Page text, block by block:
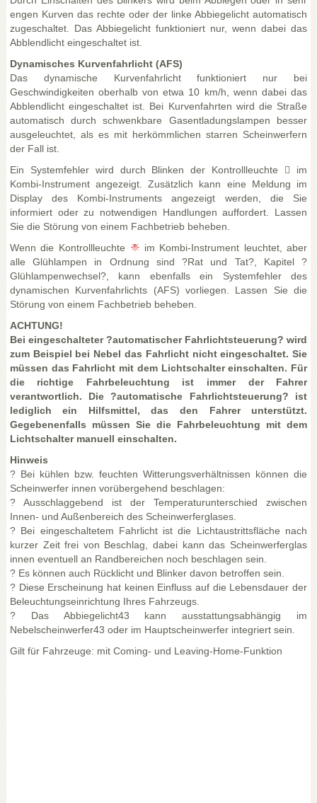
engen Kurven das rechte oder der linke Abbiegelicht automatisch
zugeschaltet. Das Abbiegelicht funktioniert nur, wenn dabei das
Abblendlicht eingeschaltet ist.
Dynamisches Kurvenfahrlicht (AFS)
Das dynamische Kurvenfahrlicht funktioniert nur bei
Geschwindigkeiten oberhalb von etwa 10 km/h, wenn dabei das
Abblendlicht eingeschaltet ist. Bei Kurvenfahrten wird die Straße
automatisch durch schwenkbare Gasentladungslampen besser
ausgeleuchtet, als es mit herkömmlichen starren Scheinwerfern
der Fall ist.
Ein Systemfehler wird durch Blinken der Kontrollleuchte 􀀝 im
Kombi-Instrument angezeigt. Zusätzlich kann eine Meldung im
Display des Kombi-Instruments angezeigt werden, die Sie
informiert oder zu notwendigen Handlungen auffordert. Lassen
Sie die Störung von einem Fachbetrieb beheben.
Wenn die Kontrollleuchte
im Kombi-Instrument leuchtet, aber
alle Glühlampen in Ordnung sind ?Rat und Tat?, Kapitel ?
Glühlampenwechsel?, kann ebenfalls ein Systemfehler des
dynamischen Kurvenfahrlichts (AFS) vorliegen. Lassen Sie die
Störung von einem Fachbetrieb beheben.
ACHTUNG!
Bei eingeschalteter ?automatischer Fahrlichtsteuerung? wird
zum Beispiel bei Nebel das Fahrlicht nicht eingeschaltet. Sie
müssen das Fahrlicht mit dem Lichtschalter einschalten. Für
die richtige Fahrbeleuchtung ist immer der Fahrer
verantwortlich. Die ?automatische Fahrlichtsteuerung? ist
lediglich ein Hilfsmittel, das den Fahrer unterstützt.
Gegebenenfalls müssen Sie die Fahrbeleuchtung mit dem
Lichtschalter manuell einschalten.
Hinweis
? Bei kühlen bzw. feuchten Witterungsverhältnissen können die
Scheinwerfer innen vorübergehend beschlagen:
? Ausschlaggebend ist der Temperaturunterschied zwischen
Innen- und Außenbereich des Scheinwerferglases.
? Bei eingeschaltetem Fahrlicht ist die Lichtaustrittsfläche nach
kurzer Zeit frei von Beschlag, dabei kann das Scheinwerferglas
innen eventuell an Randbereichen noch beschlagen sein.
? Es können auch Rücklicht und Blinker davon betroffen sein.
? Diese Erscheinung hat keinen Einfluss auf die Lebensdauer der
Beleuchtungseinrichtung Ihres Fahrzeugs.
? Das Abbiegelicht43 kann ausstattungsabhängig im
Nebelscheinwerfer43 oder im Hauptscheinwerfer integriert sein.
Gilt für Fahrzeuge: mit Coming- und Leaving-Home-Funktion